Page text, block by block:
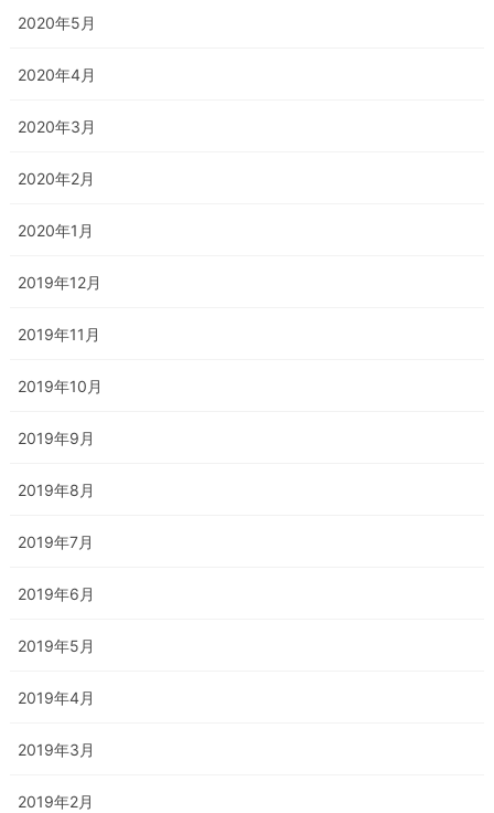
2020年5月
2020年4月
2020年3月
2020年2月
2020年1月
2019年12月
2019年11月
2019年10月
2019年9月
2019年8月
2019年7月
2019年6月
2019年5月
2019年4月
2019年3月
2019年2月